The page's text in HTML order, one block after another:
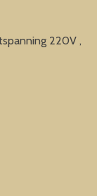
220V ,